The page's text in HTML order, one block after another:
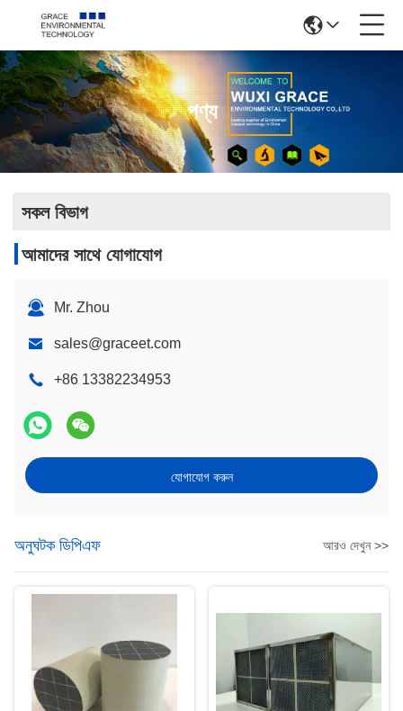
পণ্য
সকল বিভাগ
আমাদের সাথে যোগাযোগ
Mr. Zhou
sales@graceet.com
+86 13382234953
যোগাযোগ করুন
অনুঘটক ডিপিএফ আরও দেখুন >>